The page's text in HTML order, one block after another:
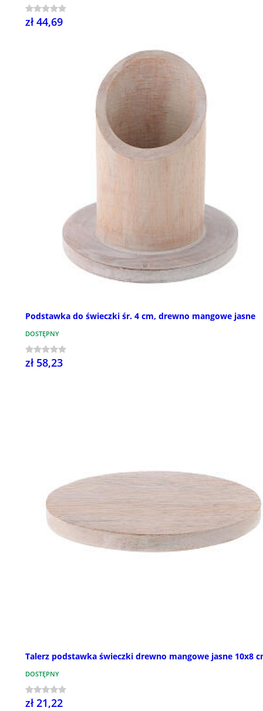
zł 44,69
Podstawka do świeczki śr. 4 cm, drewno mangowe jasne
DOSTĘPNY
zł 58,23
Talerz podstawka świeczki drewno mangowe jasne 10x8
DOSTĘPNY
zł 21,22